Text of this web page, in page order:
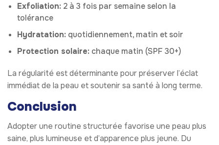
Exfoliation: 2 à 3 fois par semaine selon la
tolérance
Hydratation: quotidiennement, matin et soir
Protection solaire: chaque matin (SPF 30+)
La régularité est déterminante pour préserver l’éclat
immédiat de la peau et soutenir sa santé à long terme.
Conclusion
Adopter une routine structurée favorise une peau plus
saine, plus lumineuse et d’apparence plus jeune. Du